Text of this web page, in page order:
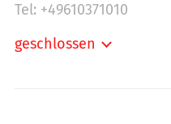
Tel: +49610371010
geschlossen